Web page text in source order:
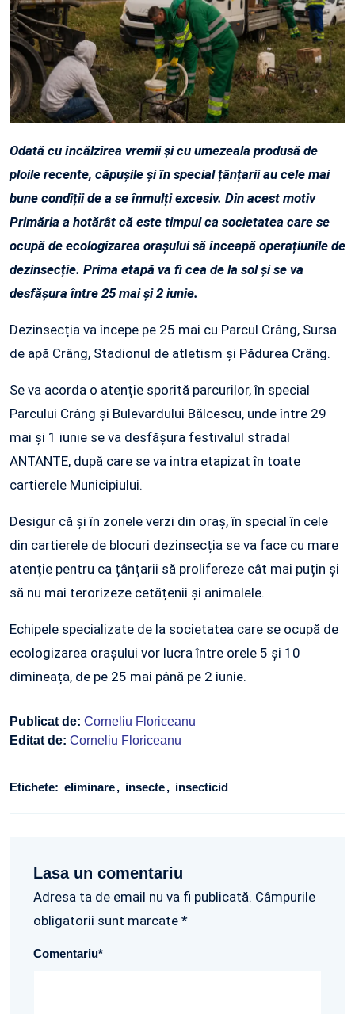
Odată cu încălzirea vremii și cu umezeala produsă de
ploile recente, căpușile și în special țânțarii au cele mai
bune condiții de a se înmulți excesiv. Din acest motiv
Primăria a hotărât că este timpul ca societatea care se
ocupă de ecologizarea orașului să înceapă operațiunile de
dezinsecție. Prima etapă va fi cea de la sol și se va
desfășura între 25 mai și 2 iunie.
Dezinsecția va începe pe 25 mai cu Parcul Crâng, Sursa
de apă Crâng, Stadionul de atletism și Pădurea Crâng.
Se va acorda o atenție sporită parcurilor, în special
Parcului Crâng și Bulevardului Bălcescu, unde între 29
mai și 1 iunie se va desfășura festivalul stradal
ANTANTE, după care se va intra etapizat în toate
cartierele Municipiului.
Desigur că și în zonele verzi din oraș, în special în cele
din cartierele de blocuri dezinsecția se va face cu mare
atenție pentru ca țânțarii să prolifereze cât mai puțin și
să nu mai terorizeze cetățenii și animalele.
Echipele specializate de la societatea care se ocupă de
ecologizarea orașului vor lucra între orele 5 și 10
dimineața, de pe 25 mai până pe 2 iunie.
Publicat de: Corneliu Floriceanu
Editat de: Corneliu Floriceanu
Etichete: eliminare insecte insecticid
Lasa un comentariu
Adresa ta de email nu va fi publicată. Câmpurile
obligatorii sunt marcate *
Comentariu*